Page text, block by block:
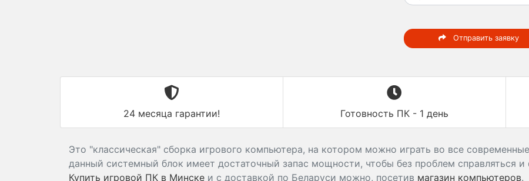
Отправить заявку
24 месяца гарантии! Готовность ПК - 1 день
Это "классическая" сборка игрового компьютера, на котором можно играть во все
данный системный блок имеет достаточный запас мощности, чтобы без проблем справляться
Купить игровой ПК в Минске и с доставкой по Беларуси можно, посетив магазин компьютеров.